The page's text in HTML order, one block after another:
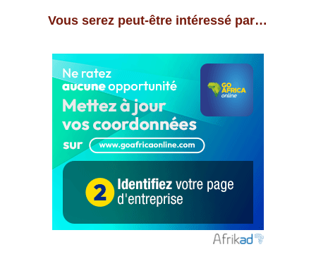
Vous serez peut-être intéressé par…